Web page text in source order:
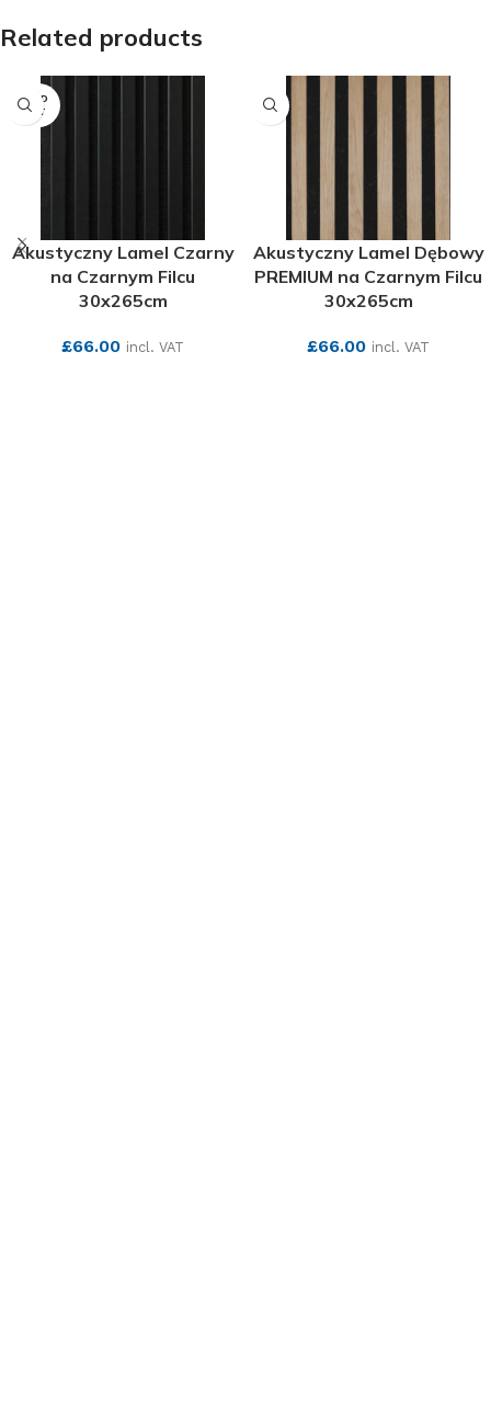
Related products
SOLD
OUT
Akustyczny Lamel Czarny
na Czarnym Filcu
30x265cm
£66.00 incl. VAT
Akustyczny Lamel Dębowy
PREMIUM na Czarnym Filcu
30x265cm
£66.00 incl. VAT